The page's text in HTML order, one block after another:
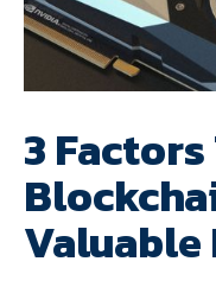
3
Valuable